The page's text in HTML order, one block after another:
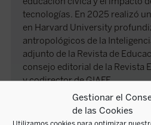
Gestionar el
de las Cookies
Utilizamos cookies para optimizar
tecnologías. En 2025 realizó
en Harvard University
antropológicos de la
adjunto de la Revista de
consejo editorial de la Revista
y codirector de GIAFE.